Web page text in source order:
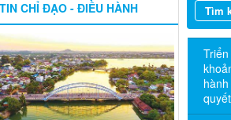
TIN CHỈ ĐẠO - ĐIỀU HÀNH